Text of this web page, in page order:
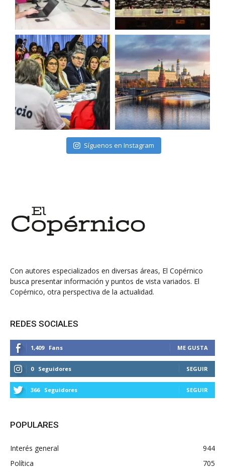
Síguenos en Instagram
Con autores especializados en diversas áreas, El Copérnico
busca presentar información y puntos de vista variados. El
Copérnico, otra perspectiva de la actualidad.
REDES SOCIALES
1,409 Fans ME GUSTA
0 Seguidores SEGUIR
366 Seguidores SEGUIR
POPULARES
Interés general
944
Política
705